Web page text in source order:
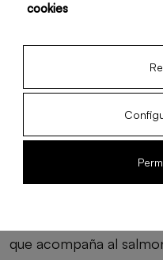
que acompaña al
cookies